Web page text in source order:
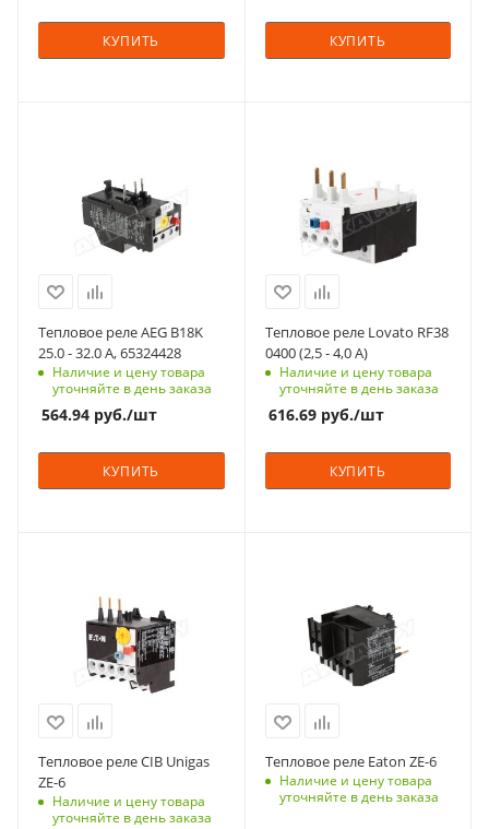
КУПИТЬ КУПИТЬ
Тепловое реле AEG B18K
25.0 - 32.0 A, 65324428
Наличие и цену товара
уточняйте в день заказа
564.94 руб./шт
КУПИТЬ
Тепловое реле Lovato RF38
0400 (2,5 - 4,0 А)
Наличие и цену товара
уточняйте в день заказа
616.69руб./шт
КУПИТЬ
Тепловое реле CIB Unigas
ZE-6
Наличие и цену товара
уточняйте в день заказа
Тепловое реле Eaton ZE-6
Наличие и цену товара
уточняйте в день заказа